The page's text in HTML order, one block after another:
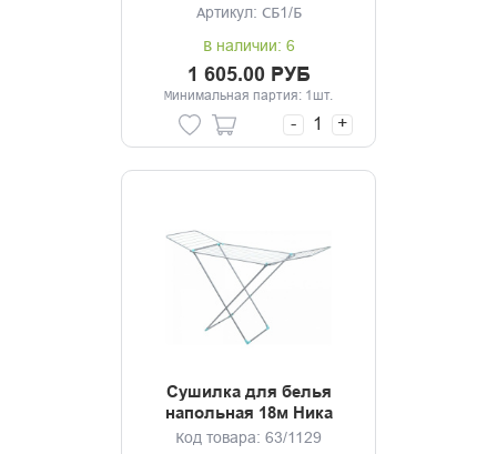
Артикул: СБ1/Б
В наличии: 6
1 605.00 РУБ
Минимальная партия: 1шт.
- +
Сушилка для белья
напольная 18м Ника
Код товара: 63/1129